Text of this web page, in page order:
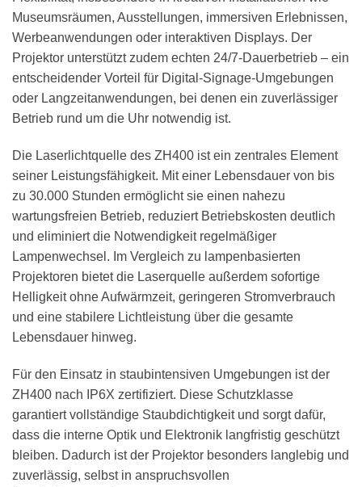
Museumsräumen, Ausstellungen, immersiven Erlebnissen,
Werbeanwendungen oder interaktiven Displays. Der
Projektor unterstützt zudem echten 24/7-Dauerbetrieb – ein
entscheidender Vorteil für Digital-Signage-Umgebungen
oder Langzeitanwendungen, bei denen ein zuverlässiger
Betrieb rund um die Uhr notwendig ist.
Die Laserlichtquelle des ZH400 ist ein zentrales Element
seiner Leistungsfähigkeit. Mit einer Lebensdauer von bis
zu 30.000 Stunden ermöglicht sie einen nahezu
wartungsfreien Betrieb, reduziert Betriebskosten deutlich
und eliminiert die Notwendigkeit regelmäßiger
Lampenwechsel. Im Vergleich zu lampenbasierten
Projektoren bietet die Laserquelle außerdem sofortige
Helligkeit ohne Aufwärmzeit, geringeren Stromverbrauch
und eine stabilere Lichtleistung über die gesamte
Lebensdauer hinweg.
Für den Einsatz in staubintensiven Umgebungen ist der
ZH400 nach IP6X zertifiziert. Diese Schutzklasse
garantiert vollständige Staubdichtigkeit und sorgt dafür,
dass die interne Optik und Elektronik langfristig geschützt
bleiben. Dadurch ist der Projektor besonders langlebig und
zuverlässig, selbst in anspruchsvollen